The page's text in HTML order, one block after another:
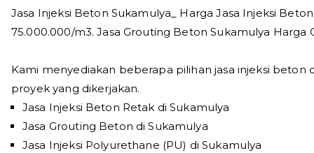
Jasa Injeksi Beton Sukamulya_ Harga Jasa Injeksi
75.000.000/m3. Jasa Grouting Beton Sukamulya
Kami menyediakan beberapa pilihan jasa injeksi beton
proyek yang dikerjakan.
Jasa Injeksi Beton Retak di Sukamulya
Jasa Grouting Beton di Sukamulya
Jasa Injeksi Polyurethane (PU) di Sukamulya